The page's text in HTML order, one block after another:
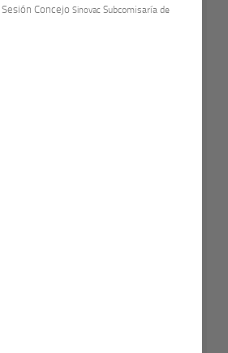
Sesión Concejo Sinovac Subcomisaría de